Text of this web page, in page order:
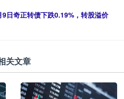
日奇正转债下跌0.19%，转股溢价
关文章